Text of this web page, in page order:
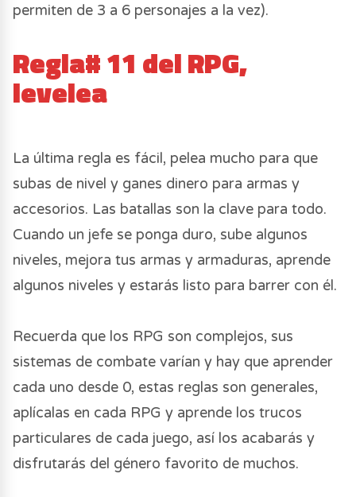
permiten de 3 a 6 personajes a la vez).
Regla# 11 del RPG,
levelea
La última regla es fácil, pelea mucho para que
subas de nivel y ganes dinero para armas y
accesorios. Las batallas son la clave para todo.
Cuando un jefe se ponga duro, sube algunos
niveles, mejora tus armas y armaduras, aprende
algunos niveles y estarás listo para barrer con él.
Recuerda que los RPG son complejos, sus
sistemas de combate varían y hay que aprender
cada uno desde 0, estas reglas son generales,
aplícalas en cada RPG y aprende los trucos
particulares de cada juego, así los acabarás y
disfrutarás del género favorito de muchos.